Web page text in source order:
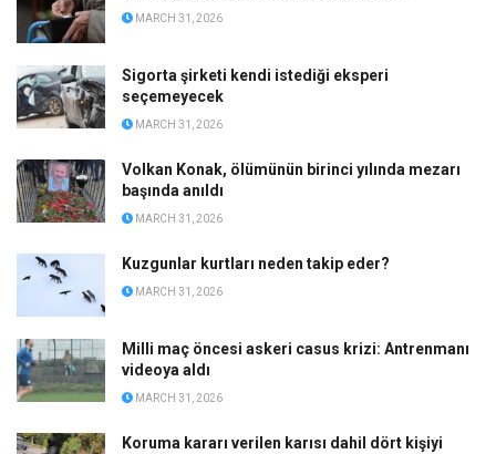
MARCH 31, 2026
Sigorta şirketi kendi istediği eksperi
seçemeyecek
MARCH 31, 2026
Volkan Konak, ölümünün birinci yılında mezarı
başında anıldı
MARCH 31, 2026
Kuzgunlar kurtları neden takip eder?
MARCH 31, 2026
Milli maç öncesi askeri casus krizi: Antrenmanı
videoya aldı
MARCH 31, 2026
Koruma kararı verilen karısı dahil dört kişiyi